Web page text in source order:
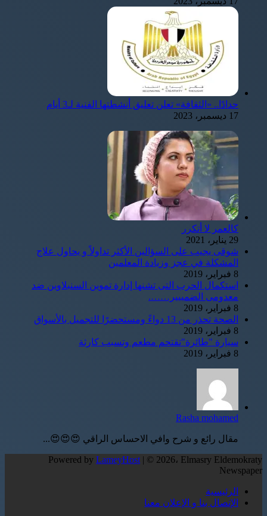
حدادًا.. «الثقافة» تعلن تعليق أنشطتها الفنية لـ3 أيام
17 ديسمبر، 2023
كالعمر لا أتكرر
29 يناير، 2021
شوقى يجيب على السؤالين الأكثر تداولاً و يحاول علاج
المشكلة في عجز وزيادة المعلمين
8 فبراير، 2019
استكمال الحرب التى تشنها إدارة تموين السنبلاوين ضد
معدومى الضمييير…….
8 فبراير، 2019
الصحة تحذر من 13 دواءً ومستحضرًا للتجميل بالأسواق
8 فبراير، 2019
سيارة "طائرة"تقتحم مطعم وتسبب كارثة
8 فبراير، 2019
Rasha mohamed
مقال رائع و شرح وافي الاحساس الراقي 😍😍😍...
Powered by LameyHost | © 2026، Elmasry Eldemokraty
Newspaper
الرئيسية
الإتصال بنا و الإعلان معنا